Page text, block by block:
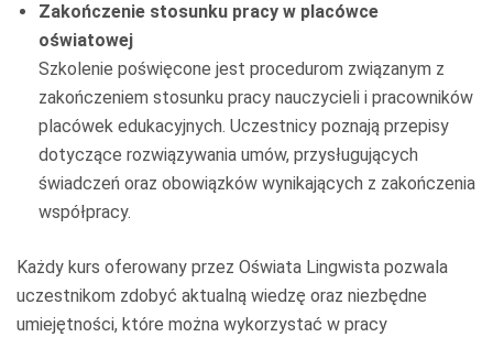
Zakończenie stosunku pracy w placówce
oświatowej
Szkolenie poświęcone jest procedurom związanym z
zakończeniem stosunku pracy nauczycieli i pracowników
placówek edukacyjnych. Uczestnicy poznają przepisy
dotyczące rozwiązywania umów, przysługujących
świadczeń oraz obowiązków wynikających z zakończenia
współpracy.
Każdy kurs oferowany przez Oświata Lingwista pozwala
uczestnikom zdobyć aktualną wiedzę oraz niezbędne
umiejętności, które można wykorzystać w pracy